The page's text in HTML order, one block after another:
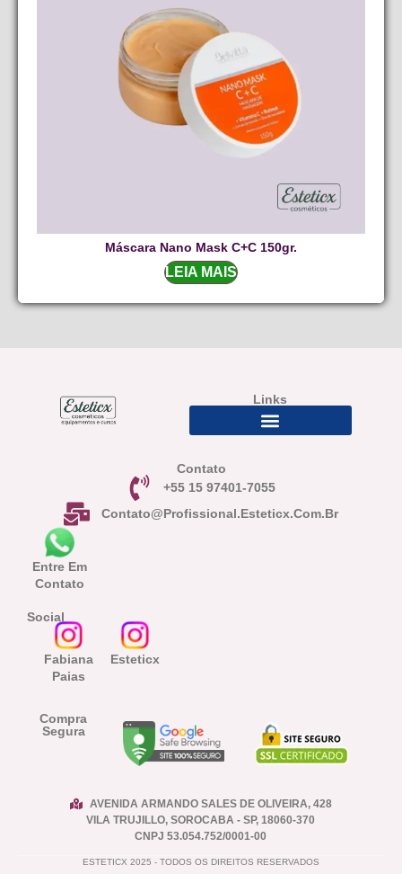
Máscara Nano Mask C+C 150gr.
LEIA MAIS
Links
Contato
+55 15 97401-7055
Contato@profissional.esteticx.com.br
Entre Em
Contato
Social
Fabiana
Paias
Esteticx
Compra
Segura
AVENIDA ARMANDO SALES DE OLIVEIRA, 428
VILA TRUJILLO, SOROCABA - SP, 18060-370
CNPJ 53.054.752/0001-00
ESTETICX 2025 - TODOS OS DIREITOS RESERVADOS